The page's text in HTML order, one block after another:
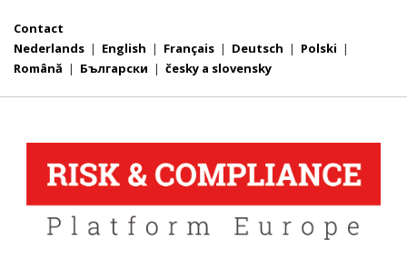
Contact
Nederlands | English | Français | Deutsch | Polski |
Română | Български | česky a slovensky